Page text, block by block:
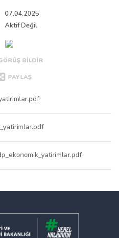
07.04.2025
Aktif Değil
BİLDİR
PAYLAŞ